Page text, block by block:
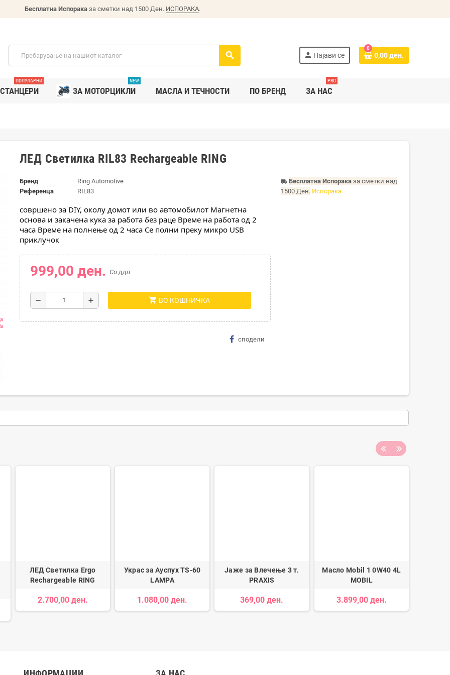
Бесплатна Испорака за сметки над 1500 Ден. ИСПОРАКА.
search person Најави се
0
0,00 ден.
ПОПУЛАРНИ
ЗА МОТОРЦИКЛИ
NEW
MАСЛА И ТЕЧНОСТИ ПО БРЕНД ЗА НАС
PRO
ЛЕД Светилка RIL83 Rechargeable RING
Бренд
Ring Automotive
Референца
RIL83
совршено за DIY, околу домот или во автомобилот Магнетна
основа и закачена кука за работа без раце Време на работа од 2
часа Време на полнење од 2 часа Се полни преку микро USB
приклучок
999,00 ден. Со ддв
remove add shopping_cart ВО КОШНИЧКА
сподели
local_shipping Бесплатна Испораказа сметки над
1500 Ден. Испорака
ЛЕД Светилка Ergo
Rechargeable RING
2.700,00 ден.
Украс за Ауспух TS-60
LAMPA
1.080,00 ден.
Јаже за Влечење 3 т.
PRAXIS
369,00 ден.
Масло Mobil 1 0W40 4L
MOBIL
3.899,00 ден.